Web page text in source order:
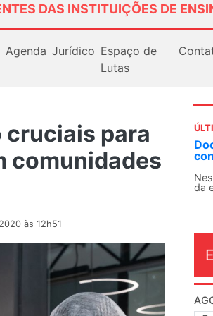
DAS INSTITUIÇÕES DE
Agenda Jurídico Espaço de
Lutas
cruciais para
comunidades
às 12h51
O